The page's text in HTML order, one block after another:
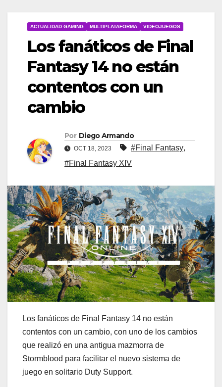
ACTUALIDAD GAMING MULTIPLATAFORMA VIDEOJUEGOS
Los fanáticos de Final
Fantasy 14 no están
contentos con un
cambio
Por Diego Armando
OCT 18, 2023 #Final Fantasy,
#Final Fantasy XIV
Los fanáticos de Final Fantasy 14 no están
contentos con un cambio, con uno de los cambios
que realizó en una antigua mazmorra de
Stormblood para facilitar el nuevo sistema de
juego en solitario Duty Support.